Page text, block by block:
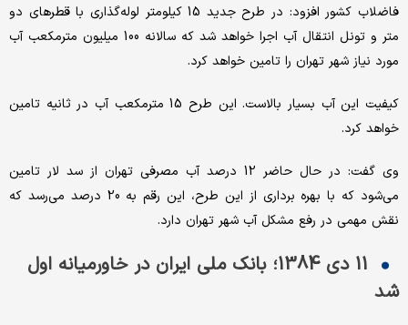
فاضلاب کشور افزود: در طرح جدید 15 کیلومتر لوله‌گذاری با قطرهای دو
متر و تونل انتقال آب اجرا خواهد شد که سالانه 100 میلیون مترمکعب آب
مورد نیاز شهر تهران را تامین خواهد کرد.
کیفیت این آب بسیار بالاست. این طرح 15 مترمکعب آب در ثانیه تامین
خواهد کرد.
وی گفت: در حال حاضر 12 درصد آب مصرفی تهران از سد لار تامین
می‌شود که با بهره برداری از این طرح، این رقم به 20 درصد می‌رسد که
نقش مهمی در رفع مشکل آب شهر تهران دارد.
11 دی 1384؛ بانک ملی ایران در خاورمیانه اول
شد